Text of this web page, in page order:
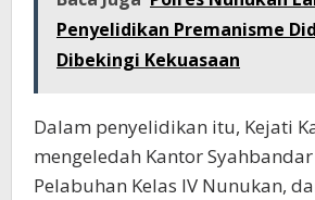
Penyelidikan Premanisme
Dibekingi Kekuasaan
Dalam penyelidikan itu, Kejati
mengeledah Kantor
Pelabuhan Kelas IV Nunukan,